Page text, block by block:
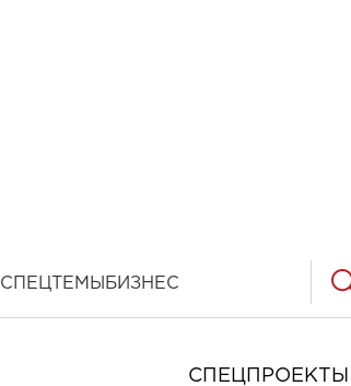
СПЕЦТЕМЫ БИЗНЕС
СПЕЦПРОЕКТЫ